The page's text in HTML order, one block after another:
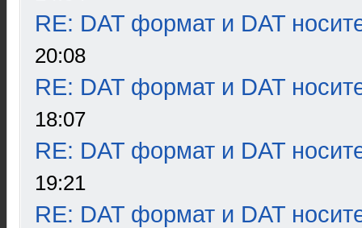
RE: DAT формат и DAT
20:08
RE: DAT формат и DAT
18:07
RE: DAT формат и DAT
19:21
RE: DAT формат и DAT